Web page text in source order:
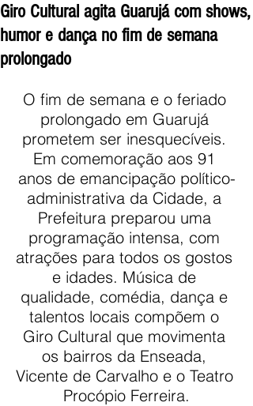
Giro Cultural agita Guarujá com shows,
humor e dança no fim de semana
prolongado
O fim de semana e o feriado
prolongado em Guarujá
prometem ser inesquecíveis.
Em comemoração aos 91
anos de emancipação político-
administrativa da Cidade, a
Prefeitura preparou uma
programação intensa, com
atrações para todos os gostos
e idades. Música de
qualidade, comédia, dança e
talentos locais compõem o
Giro Cultural que movimenta
os bairros da Enseada,
Vicente de Carvalho e o Teatro
Procópio Ferreira.